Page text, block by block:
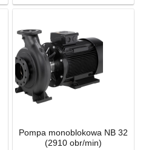
Pompa monoblokowa NB 32
(2910 obr/min)